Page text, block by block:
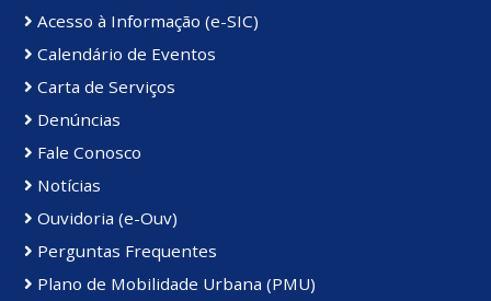
Acesso à Informação (e-SIC)
Calendário de Eventos
Carta de Serviços
Denúncias
Fale Conosco
Notícias
Ouvidoria (e-Ouv)
Perguntas Frequentes
Plano de Mobilidade Urbana (PMU)